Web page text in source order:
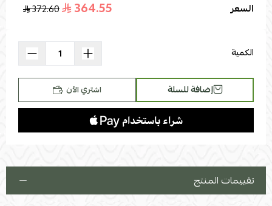
اسحب و افلت الملف هنا
السعر 364.55
372.60
الكمية
إضافة للسلة اشتري الآن
تقييمات المنتج